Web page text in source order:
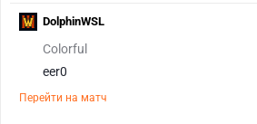
Colorful
eer0
Перейти на матч
DolphinWSL